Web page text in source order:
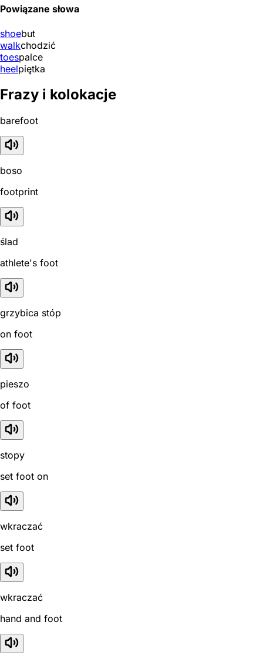
Powiązane słowa
shoebut
walkchodzić
toespalce
heelpiętka
Frazy i kolokacje
barefoot
boso
footprint
ślad
athlete's foot
grzybica stóp
on foot
pieszo
of foot
stopy
set foot on
wkraczać
set foot
wkraczać
hand and foot